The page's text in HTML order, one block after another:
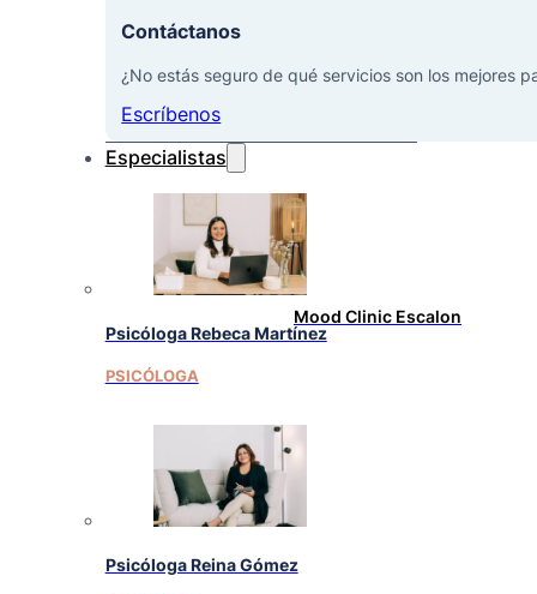
Contáctanos
¿No estás seguro de qué servicios son los mejores
Escríbenos
Especialistas
Psicóloga Rebeca Martínez
PSICÓLOGA
Psicóloga Reina Gómez
Mood Clinic Escalon